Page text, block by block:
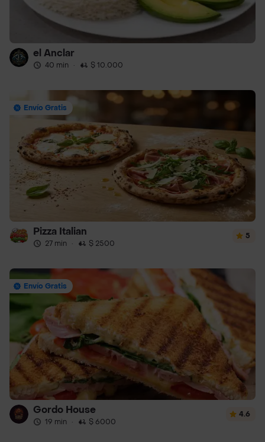
el Anclar
40 min · $ 10.000
Envío Gratis
Pizza Italian
27 min · $ 2500
5
Envío Gratis
Gordo House
19 min · $ 6000
4.6